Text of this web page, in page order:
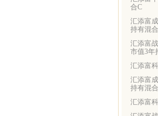
合C
汇添富
持有混
汇添富
市值3年
汇添富
汇添富
持有混
汇添富